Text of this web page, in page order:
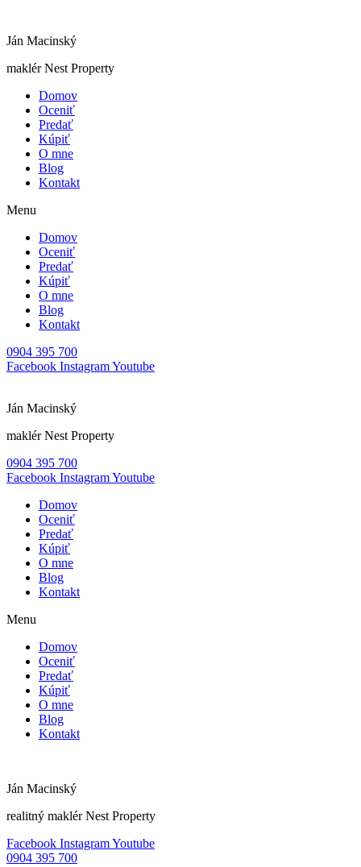
Ján Macinský
maklér Nest Property
Domov
Oceniť
Predať
Kúpiť
O mne
Blog
Kontakt
Menu
Domov
Oceniť
Predať
Kúpiť
O mne
Blog
Kontakt
0904 395 700
Facebook InstagramYoutube
Ján Macinský
maklér Nest Property
0904 395 700
Facebook InstagramYoutube
Domov
Oceniť
Predať
Kúpiť
O mne
Blog
Kontakt
Menu
Domov
Oceniť
Predať
Kúpiť
O mne
Blog
Kontakt
Ján Macinský
realitný maklér Nest Property
Facebook InstagramYoutube
0904 395 700